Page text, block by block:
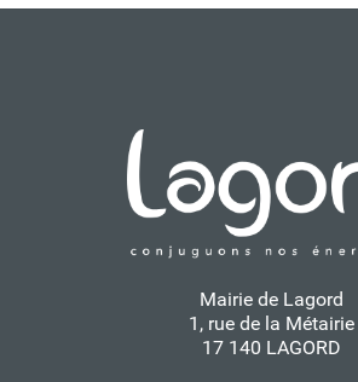
Mairie de Lagord
1, rue de la Métairie
17 140 LAGORD